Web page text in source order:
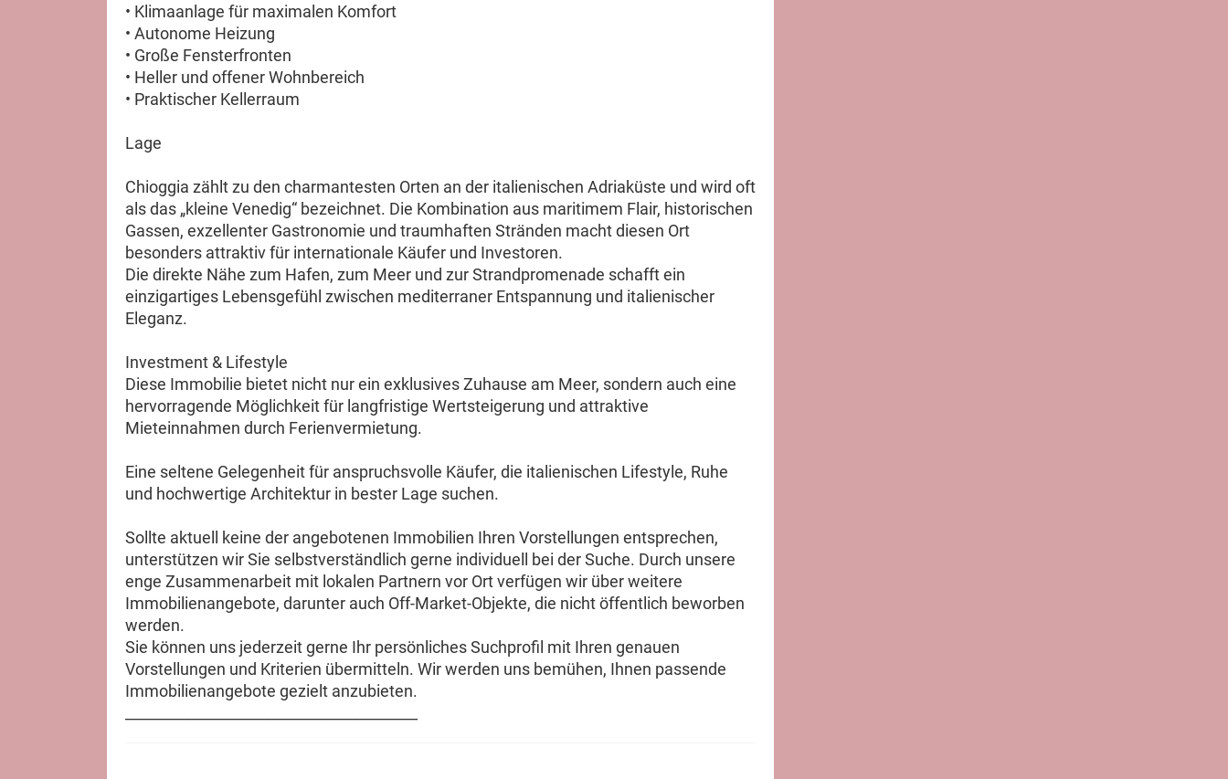
• Klimaanlage für maximalen Komfort
• Autonome Heizung
• Große Fensterfronten
• Heller und offener Wohnbereich
• Praktischer Kellerraum
Lage
Chioggia zählt zu den charmantesten Orten an der italienischen Adriaküste und wird oft
als das „kleine Venedig“ bezeichnet. Die Kombination aus maritimem Flair, historischen
Gassen, exzellenter Gastronomie und traumhaften Stränden macht diesen Ort
besonders attraktiv für internationale Käufer und Investoren.
Die direkte Nähe zum Hafen, zum Meer und zur Strandpromenade schafft ein
einzigartiges Lebensgefühl zwischen mediterraner Entspannung und italienischer
Eleganz.
Investment & Lifestyle
Diese Immobilie bietet nicht nur ein exklusives Zuhause am Meer, sondern auch eine
hervorragende Möglichkeit für langfristige Wertsteigerung und attraktive
Mieteinnahmen durch Ferienvermietung.
Eine seltene Gelegenheit für anspruchsvolle Käufer, die italienischen Lifestyle, Ruhe
und hochwertige Architektur in bester Lage suchen.
Sollte aktuell keine der angebotenen Immobilien Ihren Vorstellungen entsprechen,
unterstützen wir Sie selbstverständlich gerne individuell bei der Suche. Durch unsere
enge Zusammenarbeit mit lokalen Partnern vor Ort verfügen wir über weitere
Immobilienangebote, darunter auch Off-Market-Objekte, die nicht öffentlich beworben
werden.
Sie können uns jederzeit gerne Ihr persönliches Suchprofil mit Ihren genauen
Vorstellungen und Kriterien übermitteln. Wir werden uns bemühen, Ihnen passende
Immobilienangebote gezielt anzubieten.